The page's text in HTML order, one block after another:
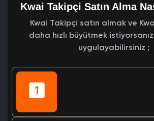
Kwai Takipçi Satın Alma
Kwai Takipçi satın almak ve
daha hızlı büyütmek
uygulayabilirsiniz ;